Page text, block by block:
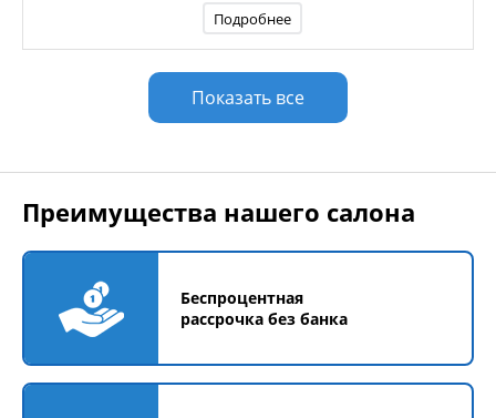
Подробнее
Показать все
Преимущества нашего салона
Беспроцентная
рассрочка без банка